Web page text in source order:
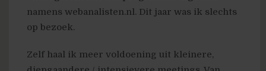
namens webanalisten.nl. Dit jaar was ik slechts
op bezoek.
Zelf haal ik meer voldoening uit kleinere,